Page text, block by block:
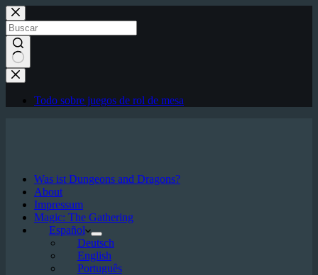
Saltar
al
contenido
Sin
resultados
Todo sobre juegos de rol de mesa
Was ist Dungeons and Dragons?
About
Impressum
Magic: The Gathering
Español
Deutsch
English
Português